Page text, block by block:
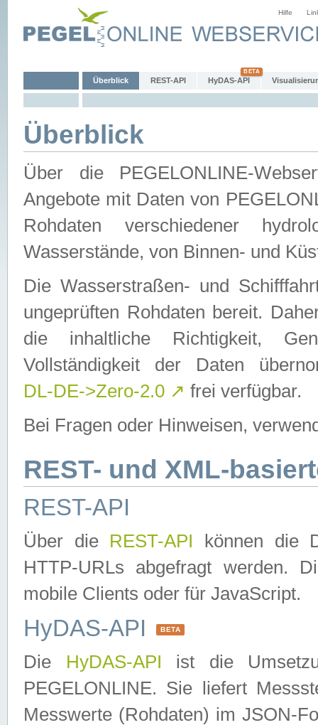
Hilfe
Überblick REST-API HyDAS-API
Überblick
Über die PEGELONLINE-
Angebote mit Daten von
Rohdaten verschiedener
Wasserstände, von Binnen- und
Die Wasserstraßen- und
ungeprüften Rohdaten bereit.
die inhaltliche Richtigkeit,
Vollständigkeit der Daten
DL-DE->Zero-2.0 ↗ frei verfügbar.
Bei Fragen oder Hinweisen,
REST- und XML-
REST-API
Über die REST-API können die
HTTP-URLs abgefragt werden.
mobile Clients oder für JavaScript.
HyDAS-API BETA
Die HyDAS-API ist die
PEGELONLINE. Sie liefert
Messwerte (Rohdaten) im JSON-